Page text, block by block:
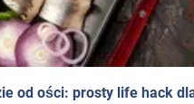
od ości: prosty life hack